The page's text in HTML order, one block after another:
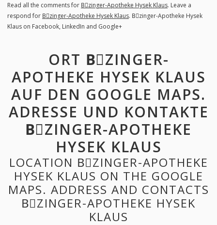
Read all the comments for Bِzinger-Apotheke Hysek Klaus. Leave a
respond for Bِzinger-Apotheke Hysek Klaus. Bِzinger-Apotheke Hysek
Klaus on Facebook, LinkedIn and Google+
ORT BِZINGER-
APOTHEKE HYSEK KLAUS
AUF DEN GOOGLE MAPS.
ADRESSE UND KONTAKTE
BِZINGER-APOTHEKE
HYSEK KLAUS
LOCATION BِZINGER-APOTHEKE
HYSEK KLAUS ON THE GOOGLE
MAPS. ADDRESS AND CONTACTS
BِZINGER-APOTHEKE HYSEK
KLAUS